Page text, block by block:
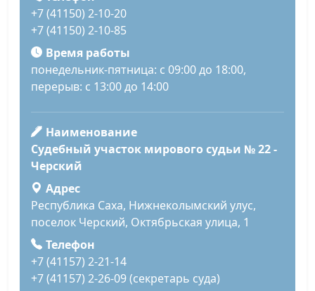
+7 (41150) 2-10-20
+7 (41150) 2-10-85
Время работы
понедельник-пятница: с 09:00 до 18:00,
перерыв: с 13:00 до 14:00
Наименование
Судебный участок мирового судьи № 22 -
Черский
Адрес
Республика Саха, Нижнеколымский улус,
поселок Черский, Октябрьская улица, 1
Телефон
+7 (41157) 2-21-14
+7 (41157) 2-26-09 (секретарь суда)